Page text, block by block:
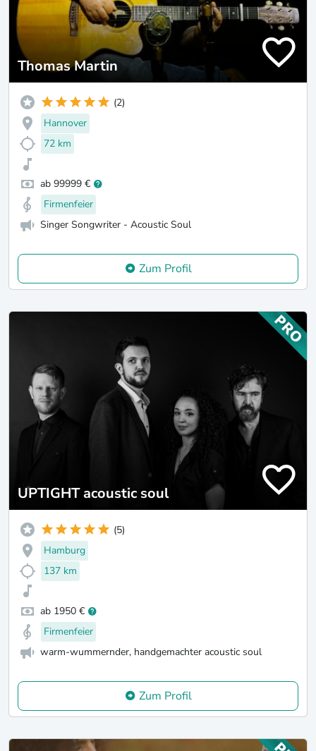
Thomas Martin
(2)
Hannover
72 km
ab 99999 €
Firmenfeier
Singer Songwriter - Acoustic Soul
Zum Profil
UPTIGHT acoustic soul
(5)
Hamburg
137 km
ab 1950 €
Firmenfeier
warm-wummernder, handgemachter acoustic soul
Zum Profil